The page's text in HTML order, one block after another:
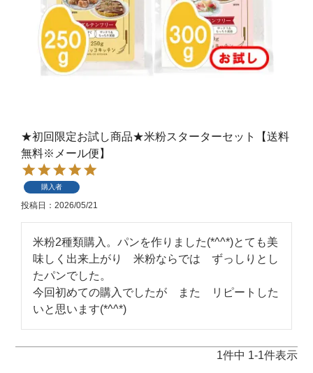
★初回限定お試し商品★米粉スターターセット【送料
無料※メール便】
購入者
投稿日 2026/05/21
米粉2種類購入。パンを作りました(*^^*)とても美
味しく出来上がり　米粉ならでは　ずっしりとし
たパンでした。
今回初めての購入でしたが　また　リピートした
いと思います(*^^*)
1件中 1-1件表示